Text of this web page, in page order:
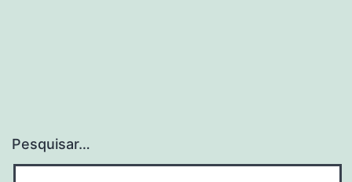
Pesquisar…